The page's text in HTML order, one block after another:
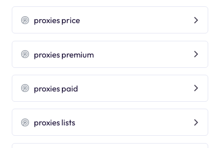
proxies price
proxies premium
proxies paid
proxies lists